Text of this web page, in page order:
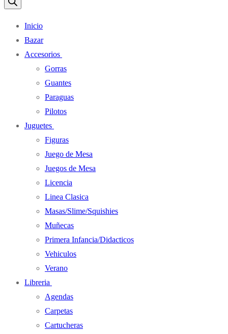
Inicio
Bazar
Accesorios
Gorras
Guantes
Paraguas
Pilotos
Juguetes
Figuras
Juego de Mesa
Juegos de Mesa
Licencia
Linea Clasica
Masas/Slime/Squishies
Muñecas
Primera Infancia/Didacticos
Vehiculos
Verano
Libreria
Agendas
Carpetas
Cartucheras